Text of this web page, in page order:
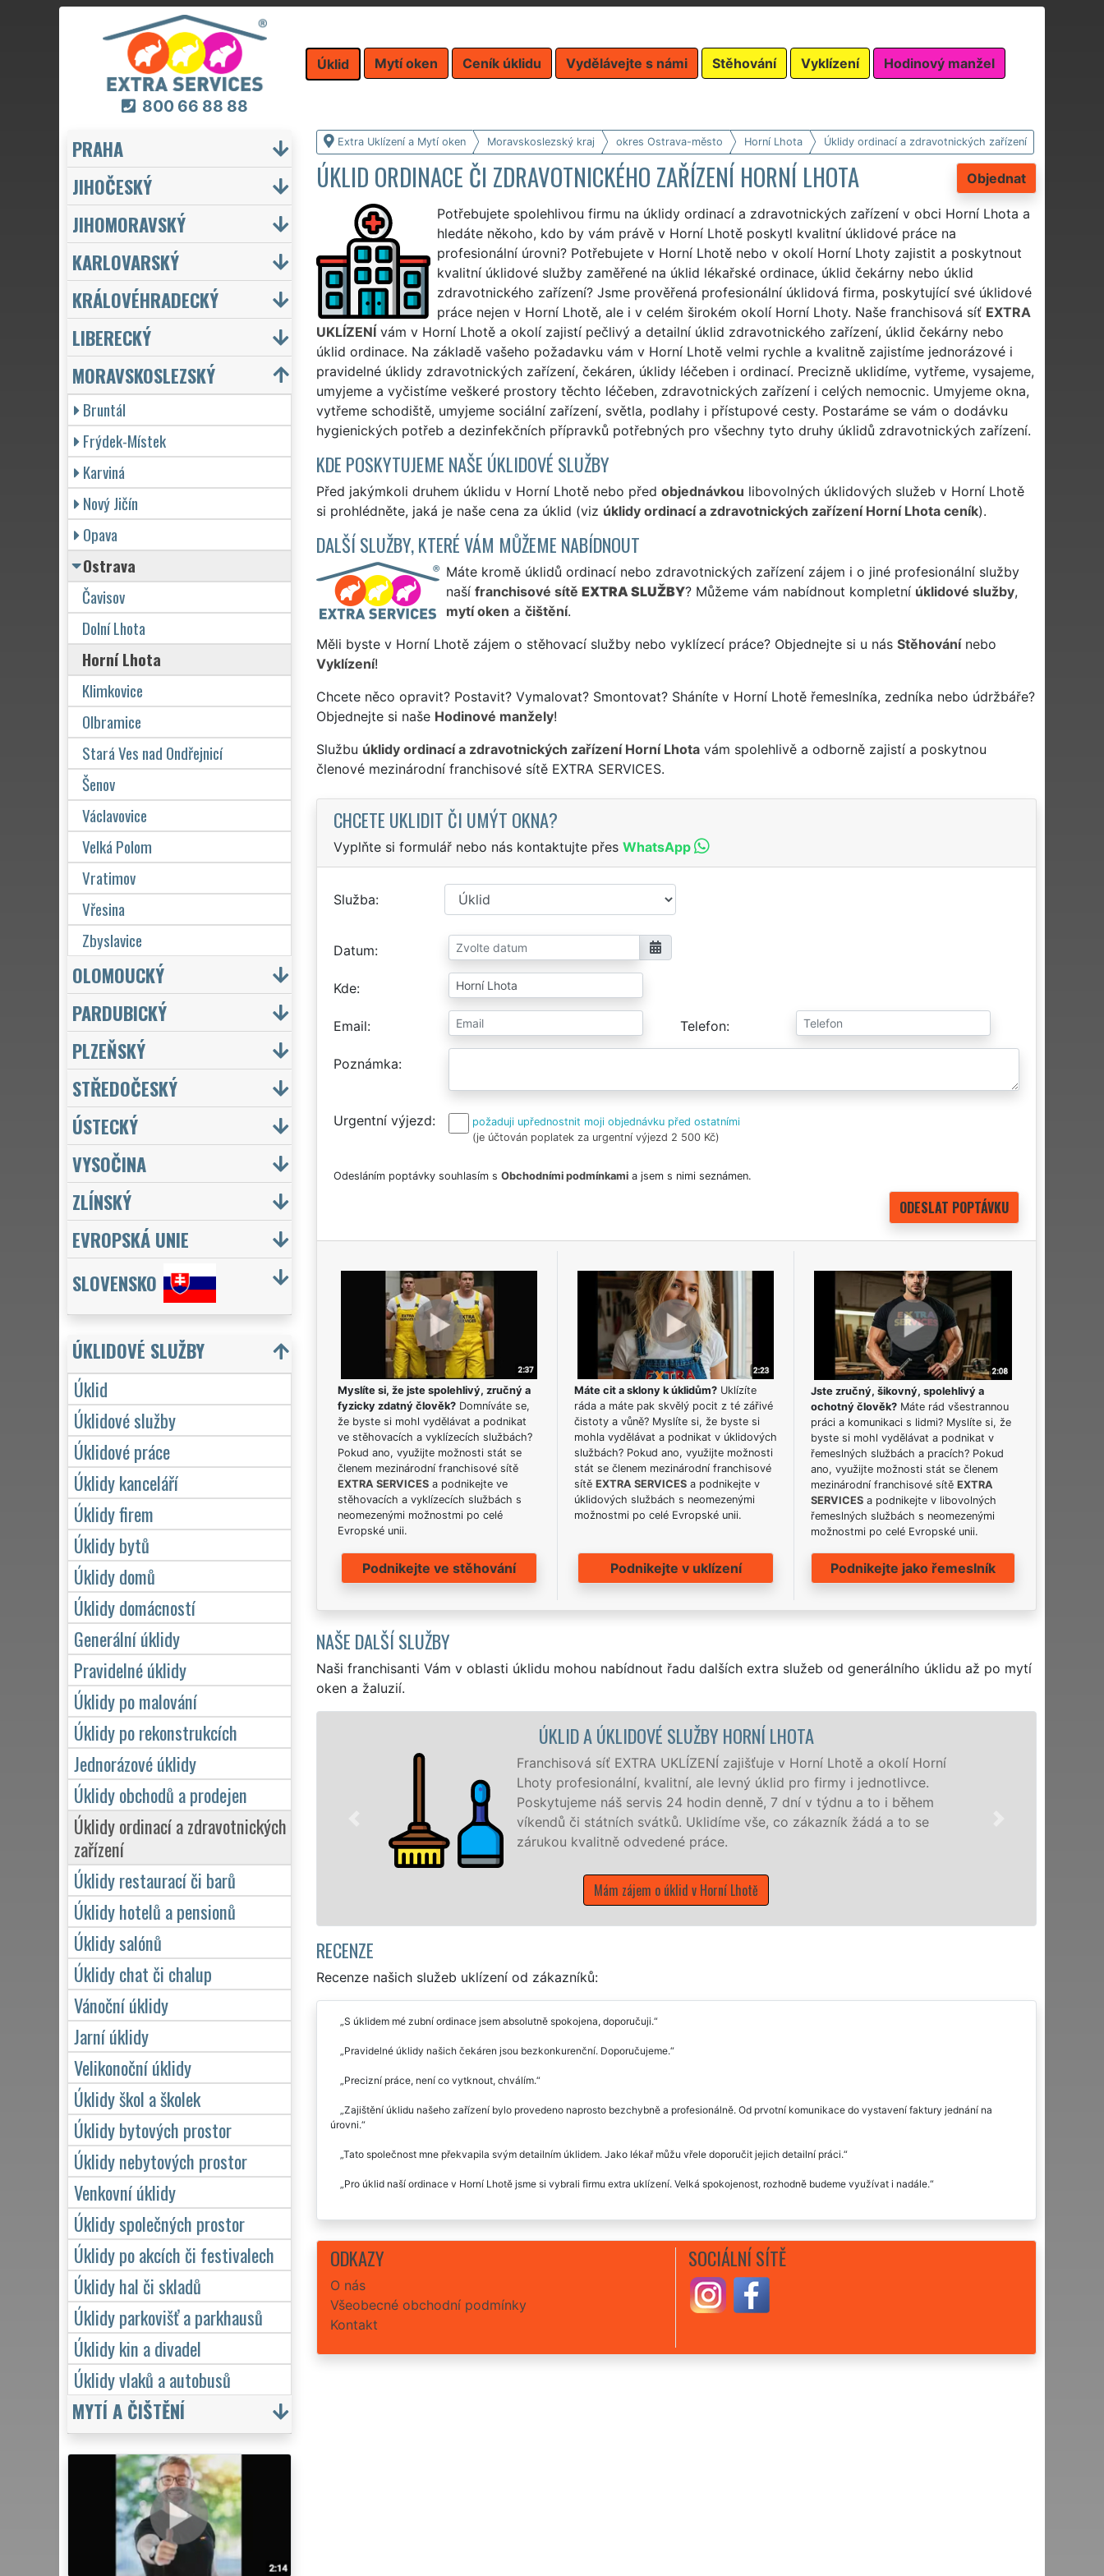
800 66 88 88
Úklid Mytí oken Ceník úklidu Vydělávejte s námi Stěhování Vyklízení Hodinový manžel
Extra Uklízení a Mytí oken Moravskoslezský kraj okres Ostrava-město Horní Lhota Úklidy ordinací a zdravotnických zařízení
Objednat
ÚKLID ORDINACE ČI ZDRAVOTNICKÉHO ZAŘÍZENÍ HORNÍ LHOTA
Potřebujete spolehlivou firmu na úklidy ordinací a zdravotnických zařízení v obci Horní Lhota a
hledáte někoho, kdo by vám právě v Horní Lhotě poskytl kvalitní úklidové práce na
profesionální úrovni? Potřebujete v Horní Lhotě nebo v okolí Horní Lhoty zajistit a poskytnout
kvalitní úklidové služby zaměřené na úklid lékařské ordinace, úklid čekárny nebo úklid
zdravotnického zařízení? Jsme prověřená profesionální úklidová firma, poskytující své úklidové
práce nejen v Horní Lhotě, ale i v celém širokém okolí Horní Lhoty. Naše franchisová síť EXTRA
UKLÍZENÍvám v Horní Lhotě a okolí zajistí pečlivý a detailní úklid zdravotnického zařízení, úklid čekárny nebo
úklid ordinace. Na základě vašeho požadavku vám v Horní Lhotě velmi rychle a kvalitně zajistíme jednorázové i
pravidelné úklidy zdravotnických zařízení, čekáren, úklidy léčeben i ordinací. Precizně uklidíme, vytřeme, vysajeme,
umyjeme a vyčistíme veškeré prostory těchto léčeben, zdravotnických zařízení i celých nemocnic. Umyjeme okna,
vytřeme schodiště, umyjeme sociální zařízení, světla, podlahy i přístupové cesty. Postaráme se vám o dodávku
hygienických potřeb a dezinfekčních přípravků potřebných pro všechny tyto druhy úklidů zdravotnických zařízení.
KDE POSKYTUJEME NAŠE ÚKLIDOVÉ SLUŽBY
Před jakýmkoli druhem úklidu v Horní Lhotě nebo před objednávkou libovolných úklidových služeb v Horní Lhotě
si prohlédněte, jaká je naše cena za úklid (viz úklidy ordinací a zdravotnických zařízení Horní Lhota ceník).
DALŠÍ SLUŽBY, KTERÉ VÁM MŮŽEME NABÍDNOUT
Máte kromě úklidů ordinací nebo zdravotnických zařízení zájem i o jiné profesionální služby
naší franchisové sítě EXTRA SLUŽBY? Můžeme vám nabídnout kompletní úklidové služby,
mytí oken a čištění.
Měli byste v Horní Lhotě zájem o stěhovací služby nebo vyklízecí práce? Objednejte si u nás Stěhovánínebo
Vyklízení!
Chcete něco opravit? Postavit? Vymalovat? Smontovat? Sháníte v Horní Lhotě řemeslníka, zedníka nebo údržbáře?
Objednejte si naše Hodinové manžely!
Službu úklidy ordinací a zdravotnických zařízení Horní Lhotavám spolehlivě a odborně zajistí a poskytnou
členové mezinárodní franchisové sítě EXTRA SERVICES.
CHCETE UKLIDIT ČI UMÝT OKNA?
Vyplňte si formulář nebo nás kontaktujte přes WhatsApp
Služba
Datum
Kde
Email Telefon
Poznámka
Urgentní výjezd
požaduji upřednostnit moji objednávku před ostatními
(je účtován poplatek za urgentní výjezd 2 500 Kč)
Odesláním poptávky souhlasím s Obchodními podmínkamia jsem s nimi seznámen.
Myslíte si, že jste spolehlivý, zručný a
fyzicky zdatný člověk?Domníváte se,
že byste si mohl vydělávat a podnikat
ve stěhovacích a vyklízecích službách?
Pokud ano, využijte možnosti stát se
členem mezinárodní franchisové sítě
EXTRA SERVICESa podnikejte ve
stěhovacích a vyklízecích službách s
neomezenými možnostmi po celé
Evropské unii.
Podnikejte ve stěhování
Máte cit a sklony k úklidům?Uklízíte
ráda a máte pak skvělý pocit z té zářivé
čistoty a vůně? Myslíte si, že byste si
mohla vydělávat a podnikat v úklidových
službách? Pokud ano, využijte možnosti
stát se členem mezinárodní franchisové
sítě EXTRA SERVICESa podnikejte v
úklidových službách s neomezenými
možnostmi po celé Evropské unii.
Podnikejte v uklízení
Jste zručný, šikovný, spolehlivý a
ochotný člověk? Máte rád všestrannou
práci a komunikaci s lidmi? Myslíte si, že
byste si mohl vydělávat a podnikat v
řemeslných službách a pracích? Pokud
ano, využijte možnosti stát se členem
mezinárodní franchisové sítěEXTRA
SERVICES a podnikejte v libovolných
řemeslných službách s neomezenými
možnostmi po celé Evropské unii.
Podnikejte jako řemeslník
NAŠE DALŠÍ SLUŽBY
Naši franchisanti Vám v oblasti úklidu mohou nabídnout řadu dalších extra služeb od generálního úklidu až po mytí
oken a žaluzií.
ÚKLID A ÚKLIDOVÉ SLUŽBY HORNÍ LHOTA
Franchisová síť EXTRA UKLÍZENÍ zajišťuje v Horní Lhotě a okolí Horní
Lhoty profesionální, kvalitní, ale levný úklid pro firmy i jednotlivce.
Poskytujeme náš servis 24 hodin denně, 7 dní v týdnu a to i během
víkendů či státních svátků. Uklidíme vše, co zákazník žádá a to se
zárukou kvalitně odvedené práce.
RECENZE
Recenze našich služeb uklízení od zákazníků:
S úklidem mé zubní ordinace jsem absolutně spokojena, doporučuji.
Pravidelné úklidy našich čekáren jsou bezkonkurenční. Doporučujeme.
Precizní práce, není co vytknout, chválím.
Zajištění úklidu našeho zařízení bylo provedeno naprosto bezchybně a profesionálně. Od prvotní komunikace do vystavení faktury jednání na
úrovni.
Tato společnost mne překvapila svým detailním úklidem. Jako lékař můžu vřele doporučit jejich detailní práci.
Pro úklid naší ordinace v Horní Lhotě jsme si vybrali firmu extra uklízení. Velká spokojenost, rozhodně budeme využívat i nadále.
ODKAZY
O nás
Všeobecné obchodní podmínky
Kontakt
SOCIÁLNÍ SÍTĚ
PRAHA
JIHOČESKÝ
JIHOMORAVSKÝ
KARLOVARSKÝ
KRÁLOVÉHRADECKÝ
LIBERECKÝ
MORAVSKOSLEZSKÝ
Bruntál
Frýdek-Místek
Karviná
Nový Jičín
Opava
Ostrava
Čavisov
Dolní Lhota
Horní Lhota
Klimkovice
Olbramice
Stará Ves nad Ondřejnicí
Šenov
Václavovice
Velká Polom
Vratimov
Vřesina
Zbyslavice
OLOMOUCKÝ
PARDUBICKÝ
PLZEŇSKÝ
STŘEDOČESKÝ
ÚSTECKÝ
VYSOČINA
ZLÍNSKÝ
EVROPSKÁ UNIE
SLOVENSKO
ÚKLIDOVÉ SLUŽBY
Úklid
Úklidové služby
Úklidové práce
Úklidy kanceláří
Úklidy firem
Úklidy bytů
Úklidy domů
Úklidy domácností
Generální úklidy
Pravidelné úklidy
Úklidy po malování
Úklidy po rekonstrukcích
Jednorázové úklidy
Úklidy obchodů a prodejen
Úklidy ordinací a zdravotnických
zařízení
Úklidy restaurací či barů
Úklidy hotelů a pensionů
Úklidy salónů
Úklidy chat či chalup
Vánoční úklidy
Jarní úklidy
Velikonoční úklidy
Úklidy škol a školek
Úklidy bytových prostor
Úklidy nebytových prostor
Venkovní úklidy
Úklidy společných prostor
Úklidy po akcích či festivalech
Úklidy hal či skladů
Úklidy parkovišť a parkhausů
Úklidy kin a divadel
Úklidy vlaků a autobusů
MYTÍ A ČIŠTĚNÍ